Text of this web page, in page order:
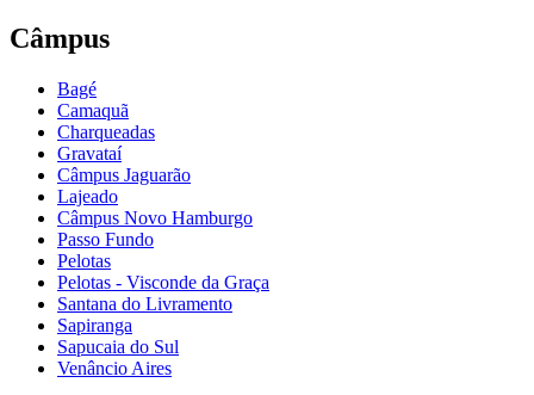
Câmpus
Bagé
Camaquã
Charqueadas
Gravataí
Câmpus Jaguarão
Lajeado
Câmpus Novo Hamburgo
Passo Fundo
Pelotas
Pelotas - Visconde da Graça
Santana do Livramento
Sapiranga
Sapucaia do Sul
Venâncio Aires